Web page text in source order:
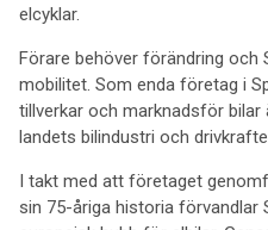
elcyklar.
Förare behöver förändring och
mobilitet. Som enda företag i
tillverkar och marknadsför bilar
landets bilindustri och
I takt med att företaget
sin 75-åriga historia förvandlar